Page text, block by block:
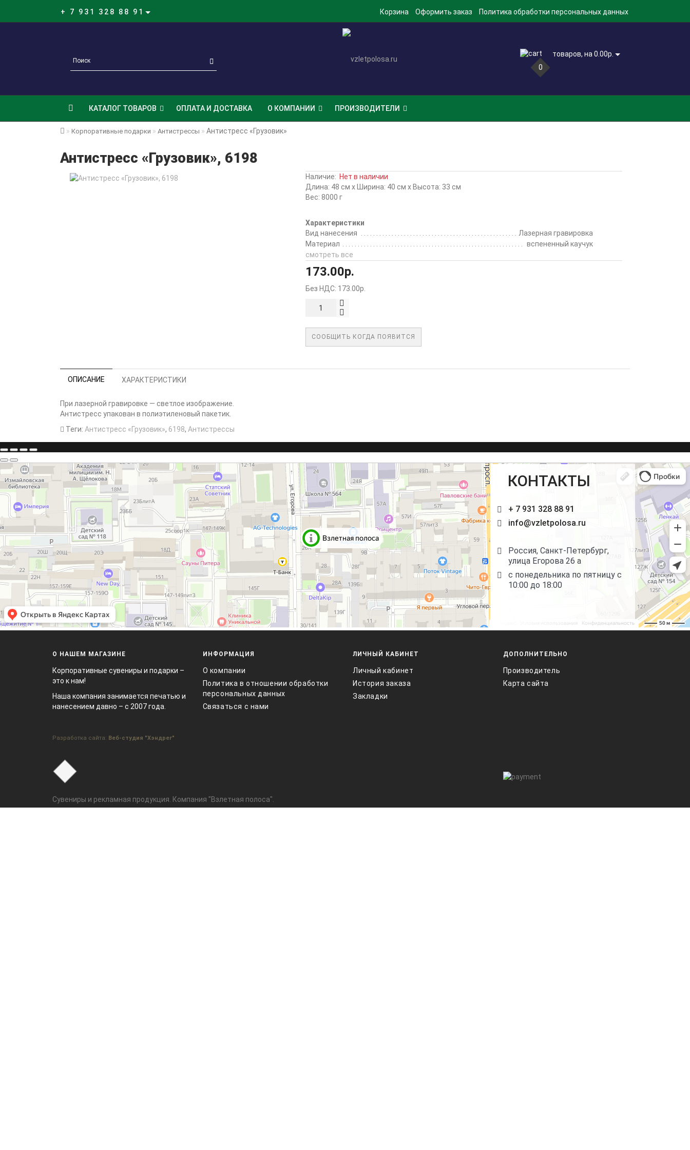
+ 7 931 328 88 91 Корзина Оформить заказ Политика обработки персональных данных
0
товаров, на 0.00р.
КАТАЛОГ ТОВАРОВ ОПЛАТА И ДОСТАВКА О КОМПАНИИ ПРОИЗВОДИТЕЛИ
Корпоративные подарки Антистрессы Антистресс «Грузовик»
Антистресс «Грузовик», 6198
Наличие: Нет в наличии
Длина: 48 см x Ширина: 40 см x Высота: 33 см
Вес: 8000 г
Характеристики
Вид нанесения
Лазерная гравировка
Материал
вспененный каучук
смотреть все
173.00р.
Без НДС: 173.00р.
СООБЩИТЬ КОГДА ПОЯВИТСЯ
ОПИСАНИЕ ХАРАКТЕРИСТИКИ
При лазерной гравировке — светлое изображение.
Антистресс упакован в полиэтиленовый пакетик.
Теги: Антистресс «Грузовик», 6198, Антистрессы
КОНТАКТЫ
+ 7 931 328 88 91
info@vzletpolosa.ru
Россия, Санкт-Петербург,
улица Егорова 26 а
с понедельника по пятницу с
10:00 до 18:00
О НАШЕМ МАГАЗИНЕ
Корпоративные сувениры и подарки –
это к нам!
Наша компания занимается печатью и
нанесением давно – с 2007 года.
Разработка сайта: Веб-студия "Хэндрег"
ИНФОРМАЦИЯ
О компании
Политика в отношении обработки
персональных данных
Связаться с нами
ЛИЧНЫЙ КАБИНЕТ
Личный кабинет
История заказа
Закладки
ДОПОЛНИТЕЛЬНО
Производитель
Карта сайта
Сувениры и рекламная продукция. Компания "Взлетная полоса".